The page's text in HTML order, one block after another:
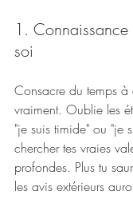
1.
soi
Consacre du temps à
vraiment. Oublie les
"je suis timide" ou "je
chercher tes vraies
profondes. Plus tu
les avis extérieurs